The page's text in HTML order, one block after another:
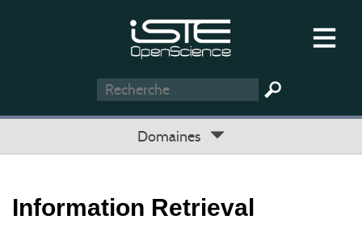
Domaines
Information Retrieval